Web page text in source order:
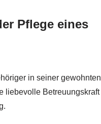
Pflege eines
in seiner gewohnten
liebevolle Betreuungskraft